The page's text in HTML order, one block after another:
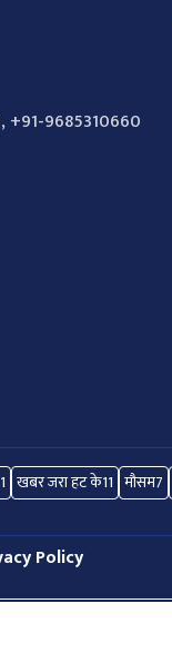
+91-9685310660
खबर जरा हट के11 मौसम7
Policy